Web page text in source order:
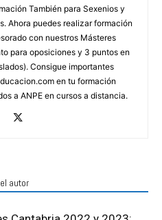
También para Sexenios y
Ahora puedes realizar formación
con nuestros Másteres
para oposiciones y 3 puntos en
Consigue importantes
en tu formación
a ANPE en cursos a distancia.
autor